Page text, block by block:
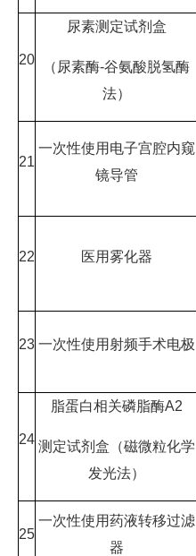
20
尿素测定试剂盒
（尿素酶-谷氨酸脱氢酶
法）
21
一次性使用电子宫腔内窥
镜导管
22 医用雾化器
23 一次性使用射频手术电极
24
脂蛋白相关磷脂酶A2
测定试剂盒（磁微粒化学
发光法）
25
一次性使用药液转移过滤
器